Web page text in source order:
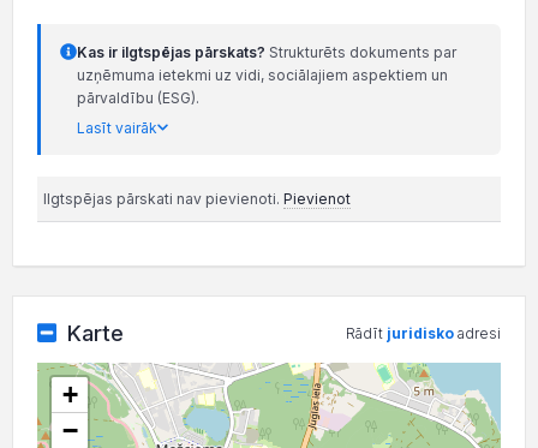
Kas ir ilgtspējas pārskats? Strukturēts dokuments par
uzņēmuma ietekmi uz vidi, sociālajiem aspektiem un
pārvaldību (ESG).
Lasīt vairāk
Ilgtspējas pārskati nav pievienoti. Pievienot
Karte Rādīt juridisko adresi
+
−